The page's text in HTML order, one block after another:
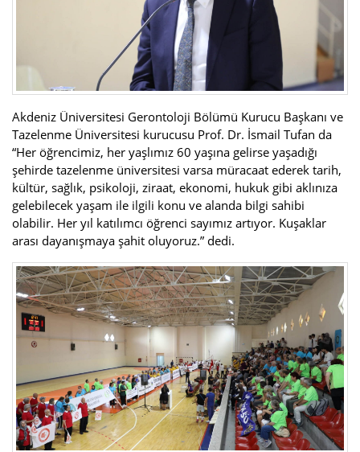
Akdeniz Üniversitesi Gerontoloji Bölümü Kurucu Başkanı ve
Tazelenme Üniversitesi kurucusu Prof. Dr. İsmail Tufan da
“Her öğrencimiz, her yaşlımız 60 yaşına gelirse yaşadığı
şehirde tazelenme üniversitesi varsa müracaat ederek tarih,
kültür, sağlık, psikoloji, ziraat, ekonomi, hukuk gibi aklınıza
gelebilecek yaşam ile ilgili konu ve alanda bilgi sahibi
olabilir. Her yıl katılımcı öğrenci sayımız artıyor. Kuşaklar
arası dayanışmaya şahit oluyoruz.” dedi.